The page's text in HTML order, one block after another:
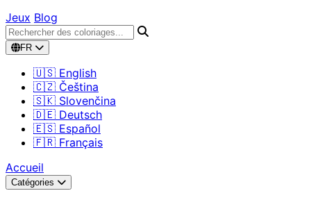
Jeux Blog
FR
🇺🇸 English
🇨🇿 Čeština
🇸🇰 Slovenčina
🇩🇪 Deutsch
🇪🇸 Español
🇫🇷 Français
Accueil
Catégories